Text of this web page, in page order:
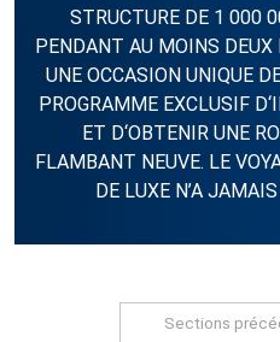
STRUCTURE DE 1 000
PENDANT AU MOINS
UNE OCCASION UNIQUE
PROGRAMME EXCLUSIF
ET D‘OBTENIR UNE
FLAMBANT NEUVE. LE
DE LUXE N’A
Sections